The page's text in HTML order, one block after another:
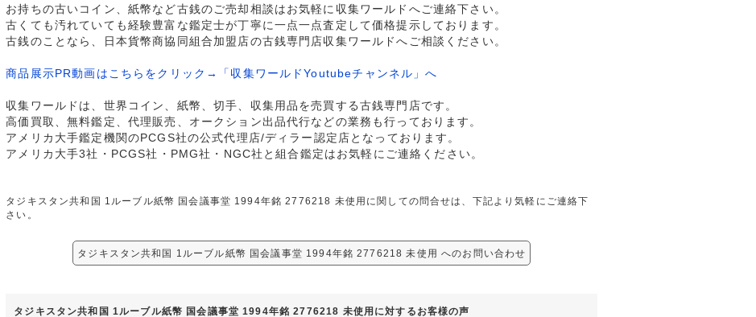
お持ちの古いコイン、紙幣など古銭のご売却相談はお気軽に収集ワールドへご連絡下さい。
古くても汚れていても経験豊富な鑑定士が丁寧に一点一点査定して価格提示しております。
古銭のことなら、日本貨幣商協同組合加盟店の古銭専門店収集ワールドへご相談ください。
商品展示PR動画はこちらをクリック→「収集ワールドYoutubeチャンネル」へ
収集ワールドは、世界コイン、紙幣、切手、収集用品を売買する古銭専門店です。
高価買取、無料鑑定、代理販売、オークション出品代行などの業務も行っております。
アメリカ大手鑑定機関のPCGS社の公式代理店/ディラー認定店となっております。
アメリカ大手3社・PCGS社・PMG社・NGC社と組合鑑定はお気軽にご連絡ください。
タジキスタン共和国 1ルーブル紙幣 国会議事堂 1994年銘 2776218 未使用に関しての問合せは、下記より気軽にご連絡下
さい。
タジキスタン共和国 1ルーブル紙幣 国会議事堂 1994年銘 2776218 未使用 へのお問い合わせ
タジキスタン共和国 1ルーブル紙幣 国会議事堂 1994年銘 2776218 未使用に対するお客様の声